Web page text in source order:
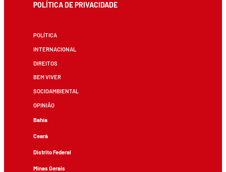
POLÍTICA DE PRIVACIDADE
POLÍTICA
INTERNACIONAL
DIREITOS
BEM VIVER
SOCIOAMBIENTAL
OPINIÃO
Bahia
Ceará
Distrito Federal
Minas Gerais